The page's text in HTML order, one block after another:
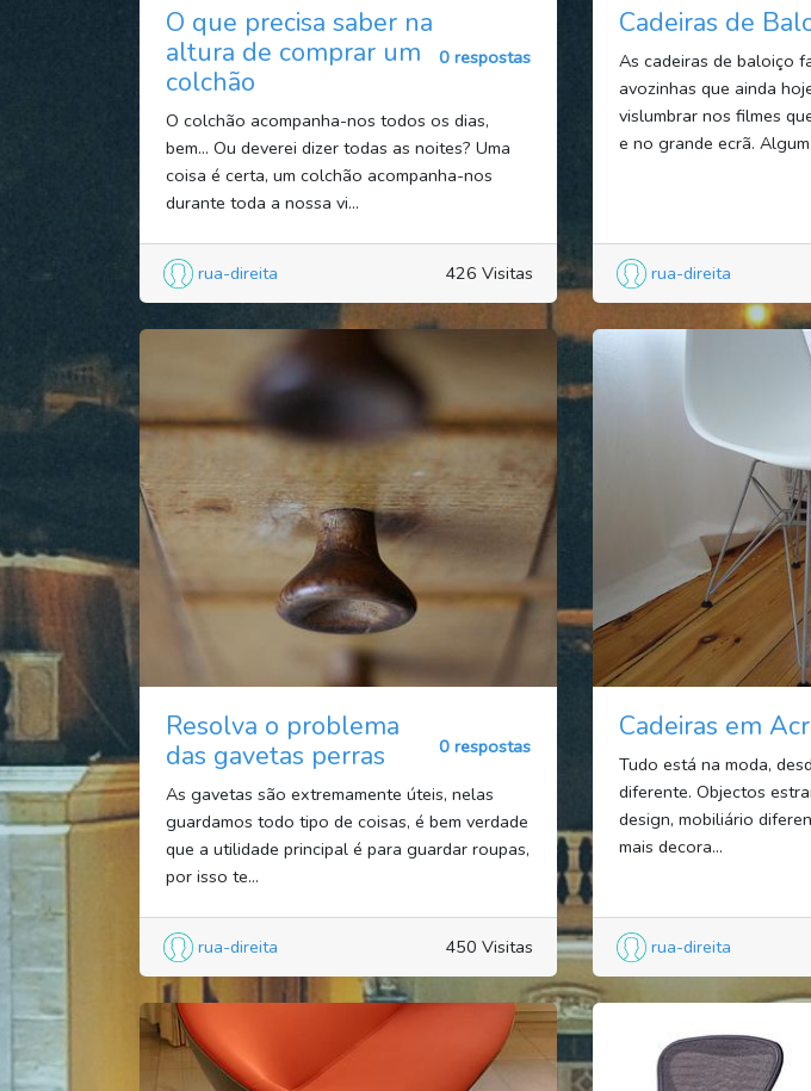
O que precisa saber na
altura de comprar um
colchão
0 respostas
O colchão acompanha-nos todos os dias,
bem… Ou deverei dizer todas as noites? Uma
coisa é certa, um colchão acompanha-nos
durante toda a nossa vi...
rua-direita 426 Visitas
Cadeiras de
As cadeiras de baloiço
avozinhas que ainda
vislumbrar nos filmes
e no grande ecrã.
rua-direita
Resolva o problema
das gavetas perras
0 respostas
As gavetas são extremamente úteis, nelas
guardamos todo tipo de coisas, é bem verdade
que a utilidade principal é para guardar roupas,
por isso te...
rua-direita 450 Visitas
Cadeiras em
Tudo está na moda,
diferente. Objectos
design, mobiliário
mais decora...
rua-direita